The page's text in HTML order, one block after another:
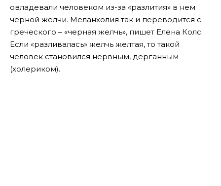
овладевали человеком из-за «разлития» в нем
черной желчи. Меланхолия так и переводится с
греческого – «черная желчь», пишет Елена Колс.
Если «разливалась» желчь желтая, то такой
человек становился нервным, дерганным
(холериком).